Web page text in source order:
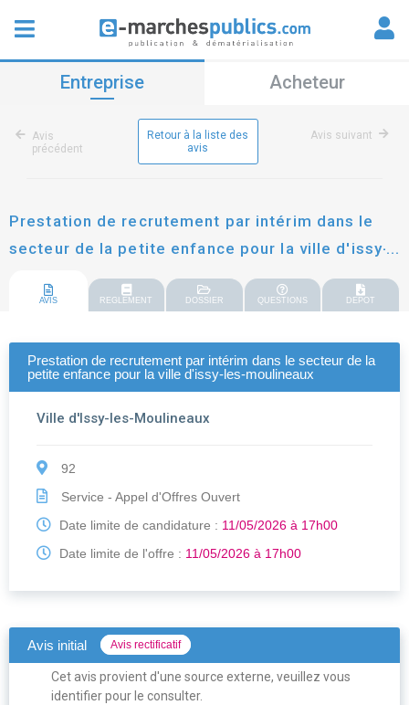
Entreprise Acheteur
Avis
précédent
Retour à la liste des
avis
Avis suivant
Prestation de recrutement par intérim dans le
secteur de la petite enfance pour la ville d'issy-
les-moulineaux
AVIS REGLEMENT DOSSIER QUESTIONS DEPOT
Prestation de recrutement par intérim dans le secteur de la
petite enfance pour la ville d'issy-les-moulineaux
Ville d'Issy-les-Moulineaux
92
Service - Appel d'Offres Ouvert
Date limite de candidature : 11/05/2026 à 17h00
Date limite de l'offre : 11/05/2026 à 17h00
Avis initial Avis rectificatif
Cet avis provient d'une source externe, veuillez vous
identifier pour le consulter.